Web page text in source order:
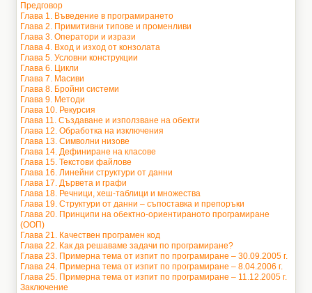
Предговор
Глава 1. Въведение в програмирането
Глава 2. Примитивни типове и променливи
Глава 3. Оператори и изрази
Глава 4. Вход и изход от конзолата
Глава 5. Условни конструкции
Глава 6. Цикли
Глава 7. Масиви
Глава 8. Бройни системи
Глава 9. Методи
Глава 10. Рекурсия
Глава 11. Създаване и използване на обекти
Глава 12. Обработка на изключения
Глава 13. Символни низове
Глава 14. Дефиниране на класове
Глава 15. Текстови файлове
Глава 16. Линейни структури от данни
Глава 17. Дървета и графи
Глава 18. Речници, хеш-таблици и множества
Глава 19. Структури от данни – съпоставка и препоръки
Глава 20. Принципи на обектно-ориентираното програмиране
(ООП)
Глава 21. Качествен програмен код
Глава 22. Как да решаваме задачи по програмиране?
Глава 23. Примерна тема от изпит по програмиране – 30.09.2005 г.
Глава 24. Примерна тема от изпит по програмиране – 8.04.2006 г.
Глава 25. Примерна тема от изпит по програмиране – 11.12.2005 г.
Заключение